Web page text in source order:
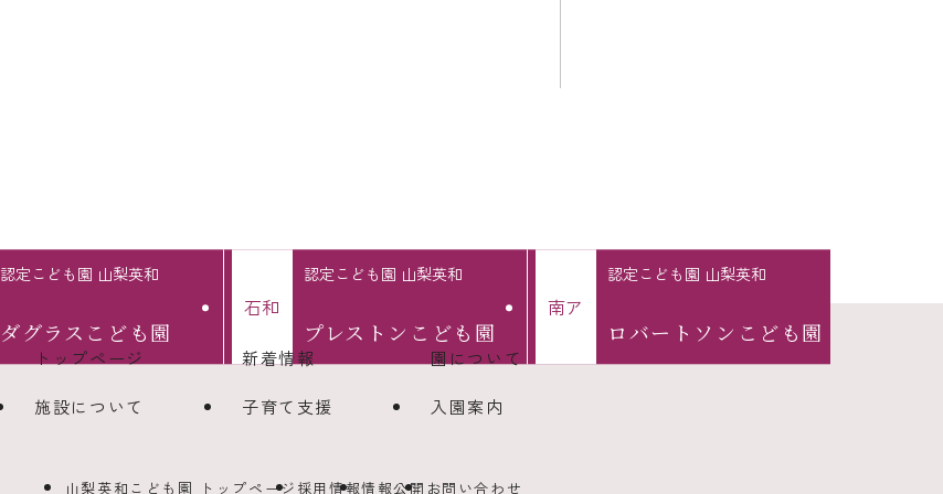
認定こども園 山梨英和
ダグラス こども園
石和
認定こども園 山梨英和
プレストン こども園
南ア
認定こども園 山梨英和
ロバートソン こども園
トップページ 新着情報 園について
施設について 子育て支援 入園案内
山梨英和こども園 トップページ 採用情報情報公開 お問い合わせ